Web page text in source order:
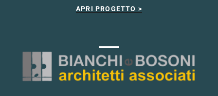
APRI PROGETTO >